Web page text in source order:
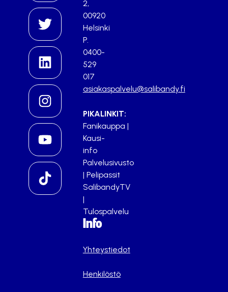
2,
00920
Helsinki
P.
0400-
529
017
asiakaspalvelu@salibandy.fi
PIKALINKIT:
Fanikauppa |
Kausi-
info
Palvelusivusto
| Pelipassit
SalibandyTV
|
Tulospalvelu
Info
Yhteystiedot
Henkilöstö